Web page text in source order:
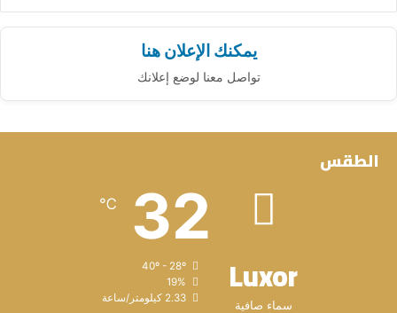
يمكنك الإعلان هنا
تواصل معنا لوضع إعلانك
الطقس
Luxor
سماء صافية
32
℃
19%
2.33 كيلومتر/ساعة